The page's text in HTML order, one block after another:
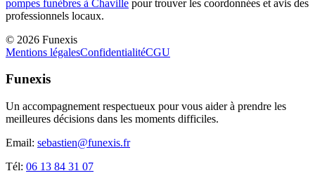
pompes funèbres à Chaville pour trouver les coordonnées et avis des
professionnels locaux.
© 2026 Funexis
Mentions légalesConfidentialitéCGU
Funexis
Un accompagnement respectueux pour vous aider à prendre les
meilleures décisions dans les moments difficiles.
Email: sebastien@funexis.fr
Tél: 06 13 84 31 07